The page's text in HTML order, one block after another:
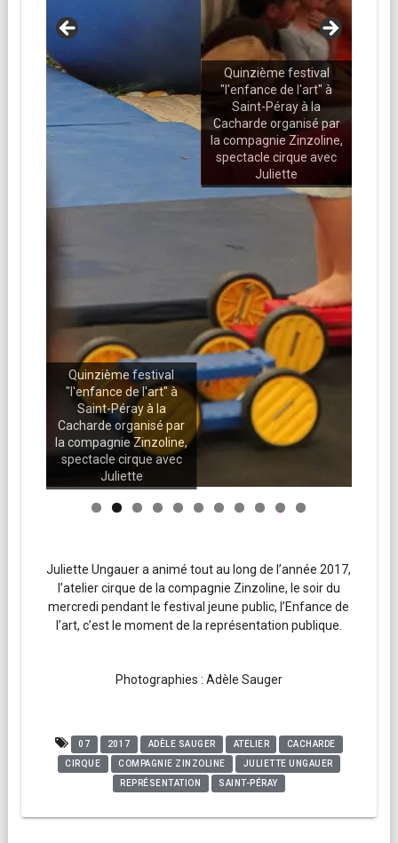
Quinzième festival
"l'enfance de l'art" à
Saint-Péray à la
Cacharde organisé par
la compagnie Zinzoline,
spectacle cirque avec
Juliette
Quinzième festival
"l'enfance de l'art" à
Saint-Péray à la
Cacharde organisé par
la compagnie Zinzoline,
spectacle cirque avec
Juliette
0 1
Juliette Ungauer a animé tout au long de l’année 2017,
l’atelier cirque de la compagnie Zinzoline, le soir du
mercredi pendant le festival jeune public, l’Enfance de
l’art, c’est le moment de la représentation publique.
Photographies : Adèle Sauger
07 2017 ADÈLE SAUGER ATELIER
CACHARDE
CIRQUE
COMPAGNIE ZINZOLINE
JULIETTE UNGAUER
REPRÉSENTATION
SAINT-PÉRAY